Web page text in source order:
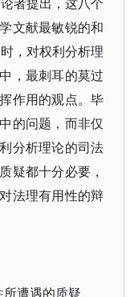
文献最敏锐的和
，对权利分析理
，最刺耳的莫过
作用的观点。毕
的问题，而非仅
分析理论的司法
疑都十分必要，
法理有用性的辩
遭遇的质疑